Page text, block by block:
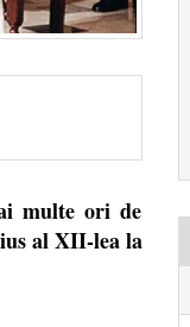
multe ori de
al XII-lea la